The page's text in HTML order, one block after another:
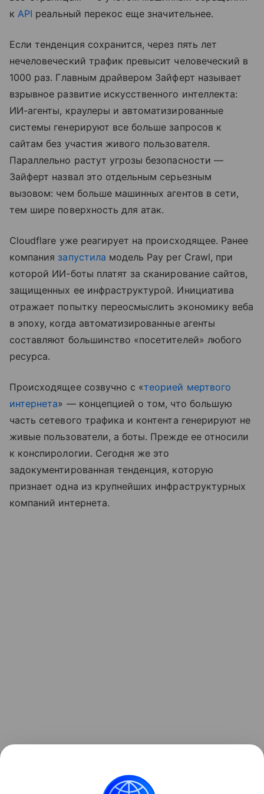
кAPI реальный перекос еще значительнее.
Если тенденция сохранится, через пять лет
нечеловеческий трафик превысит человеческий в
1000 раз. Главным драйвером Зайферт называет
взрывное развитие искусственного интеллекта:
ИИ-агенты, краулеры и автоматизированные
системы генерируют все больше запросов к
сайтам без участия живого пользователя.
Параллельно растут угрозы безопасности —
Зайферт назвал это отдельным серьезным
вызовом: чем больше машинных агентов в сети,
тем шире поверхность для атак.
Cloudflare уже реагирует на происходящее. Ранее
компания запустила модель Pay per Crawl, при
которой ИИ-боты платят за сканирование сайтов,
защищенных ее инфраструктурой. Инициатива
отражает попытку переосмыслить экономику веба
в эпоху, когда автоматизированные агенты
составляют большинство «посетителей» любого
ресурса.
Происходящее созвучно с «теорией мертвого
интернета» — концепцией о том, что большую
часть сетевого трафика и контента генерируют не
живые пользователи, а боты. Прежде ее относили
к конспирологии. Сегодня же это
задокументированная тенденция, которую
признает одна из крупнейших инфраструктурных
компаний интернета.
почему это произошло раньше прогнозов.